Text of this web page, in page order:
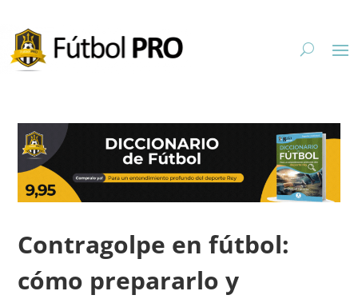
Contragolpe en fútbol:
cómo prepararlo y